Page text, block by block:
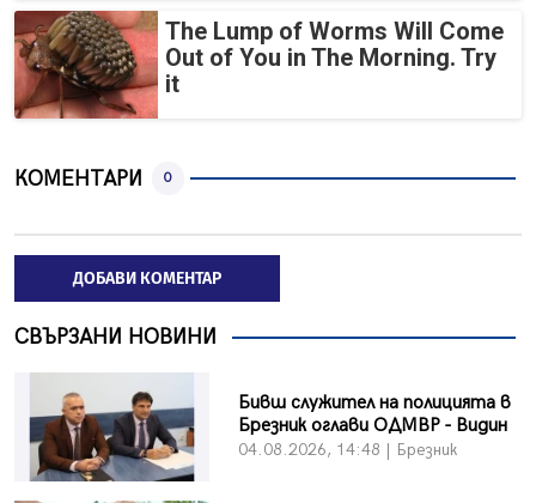
The Lump of Worms Will Come
Out of You in The Morning. Try
it
КОМЕНТАРИ 0
ДОБАВИ КОМЕНТАР
СВЪРЗАНИ НОВИНИ
Бивш служител на полицията в
Брезник оглави ОДМВР - Видин
04.08.2026, 14:48 | Брезник